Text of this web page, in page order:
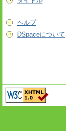
ヘルプ
DSpaceについて